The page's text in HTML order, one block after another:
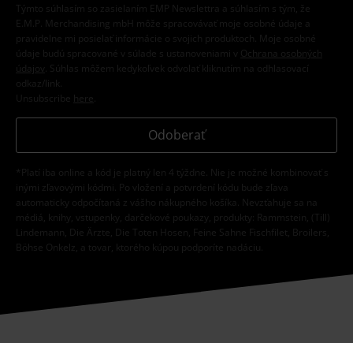
Týmto súhlasím so zasielaním EMP Newslettra a súhlasím s tým, že
E.M.P. Merchandising mbH môže spracovávať moje osobné údaje a
pravidelne mi posielať informácie o svojich produktoch. Moje osobné
údaje budú spracované v súlade s ustanoveniami v
Ochrana osobných
údajov
. Súhlas môžem kedykoľvek odvolať kliknutím na odhlasovací
odkaz/link.
Unsubscribe here
Odoberať
*Platí iba online a kód je platný len 4 týždne. Nie je možné kombinovať s
inými zľavovými kódmi. Po vložení a potvrdení kódu bude zľava
automaticky odpočítaná z vášho nákupného košíka. Nevzťahuje sa na
médiá, knihy, vstupenky, darčekové poukazy, produkty: Rammstein, (Till)
Lindemann, Die Ärzte, Die Toten Hosen, Feine Sahne Fischfilet, Broilers,
Böhse Onkelz, a tovar, ktorého kúpou podporíte nadáciu.